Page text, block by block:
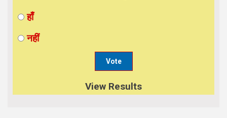
हाँ
नहीं
View Results